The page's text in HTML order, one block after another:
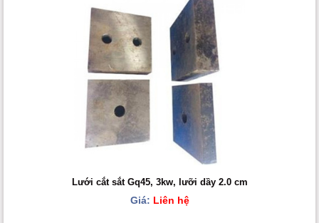
Lưới cắt sắt Gq45, 3kw, lưỡi dầy 2.0 cm
Giá: Liên hệ